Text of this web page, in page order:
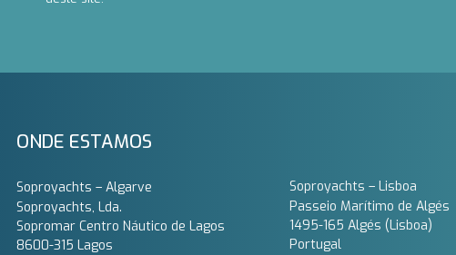
ONDE ESTAMOS
Soproyachts – Algarve
Soproyachts, Lda.
Sopromar Centro Náutico de Lagos
8600-315 Lagos
Soproyachts – Lisboa
Passeio Marítimo de Algés
1495-165 Algés (Lisboa)
Portugal